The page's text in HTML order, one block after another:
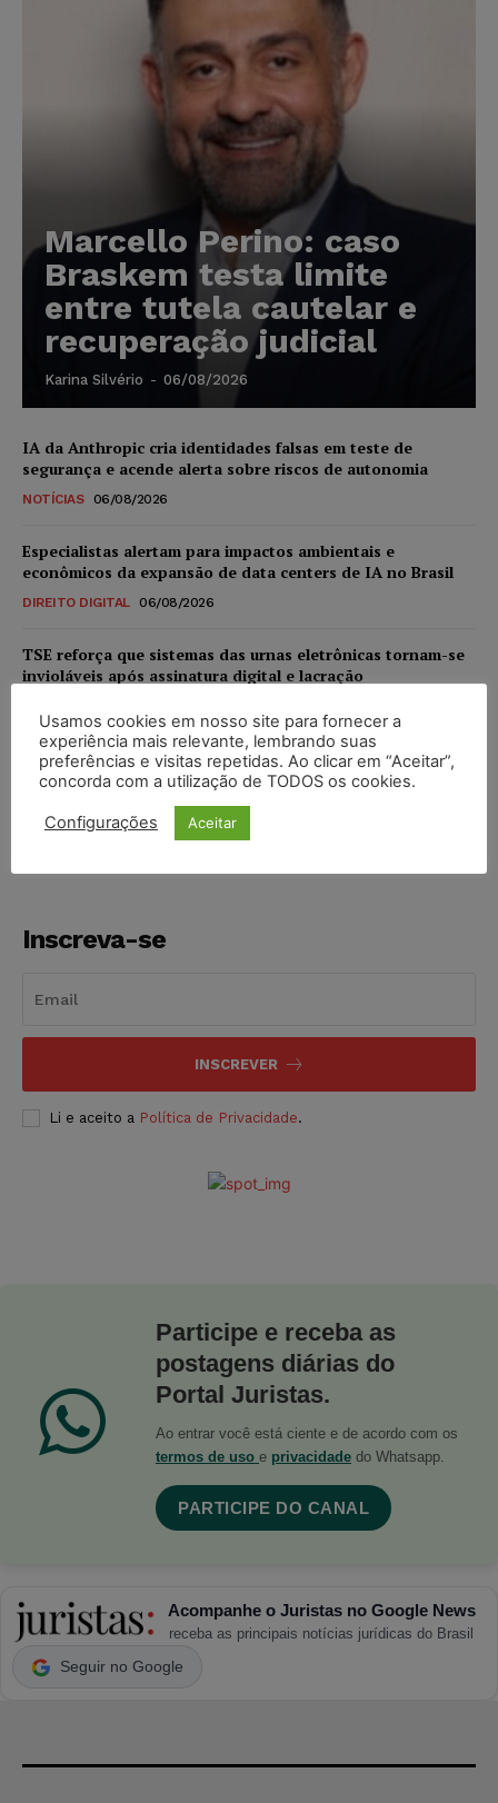
Marcello Perino: caso
Braskem testa limite
entre tutela cautelar e
recuperação judicial
Karina Silvério - 06/08/2026
IA da Anthropic cria identidades falsas em teste de
segurança e acende alerta sobre riscos de autonomia
NOTÍCIAS 06/08/2026
Especialistas alertam para impactos ambientais e
econômicos da expansão de data centers de IA no Brasil
DIREITO DIGITAL 06/08/2026
TSE reforça que sistemas das urnas eletrônicas tornam-se
invioláveis após assinatura digital e lacração
STF inicia julgamento sobre constitucionalidade da
proibição dos jogos de azar no Brasil
Inscreva-se
INSCREVER
Li e aceito a Política de Privacidade.
Participe e receba as
postagens diárias do
Portal Juristas.
Ao entrar você está ciente e de acordo com os
termos de uso e privacidade do Whatsapp.
PARTICIPE DO CANAL
Acompanhe o Juristas no Google News
receba as principais notícias jurídicas do Brasil
Seguir no Google
Usamos cookies em nosso site para fornecer a
experiência mais relevante, lembrando suas
preferências e visitas repetidas. Ao clicar em “Aceitar”,
concorda com a utilização de TODOS os cookies.
Configurações Aceitar